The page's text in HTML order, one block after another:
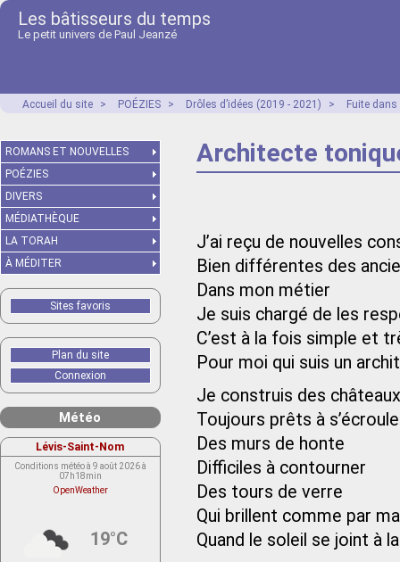
Les bâtisseurs du temps
Le petit univers de Paul Jeanzé
Accueil du site > POÉZIES > Drôles d’idées (2019 - 2021) > Fuite
Architecte
J’ai reçu de nouvelles
Bien différentes des
Dans mon métier
Je suis chargé de les
C’est à la fois simple et
Pour moi qui suis un
Je construis des
Toujours prêts à
Des murs de honte
Difficiles à contourner
Des tours de verre
Qui brillent comme par
Quand le soleil se joint à
ROMANS ET NOUVELLES
POÉZIES
DIVERS
MÉDIATHÈQUE
LA TORAH
À MÉDITER
Sites favoris
Plan du site
Connexion
Météo
Lévis-Saint-Nom
Conditions météo à 9 août 2026 à
07h18min
OpenWeather
19°C